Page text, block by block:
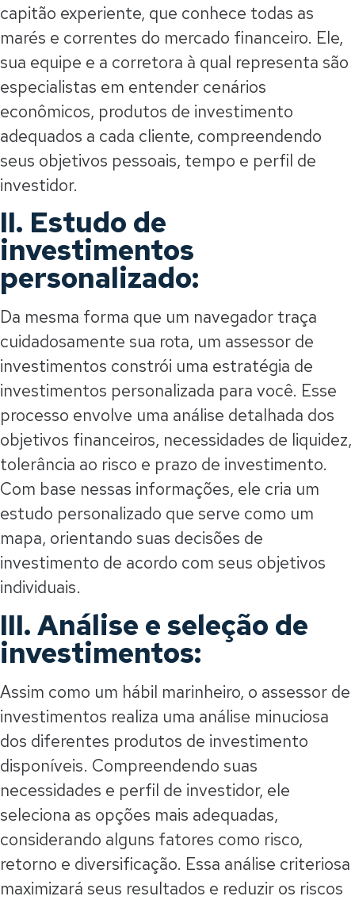
capitão experiente, que conhece todas as
marés e correntes do mercado financeiro. Ele,
sua equipe e a corretora à qual representa são
especialistas em entender cenários
econômicos, produtos de investimento
adequados a cada cliente, compreendendo
seus objetivos pessoais, tempo e perfil de
investidor.
II. Estudo de
investimentos
personalizado:
Da mesma forma que um navegador traça
cuidadosamente sua rota, um assessor de
investimentos constrói uma estratégia de
investimentos personalizada para você. Esse
processo envolve uma análise detalhada dos
objetivos financeiros, necessidades de liquidez,
tolerância ao risco e prazo de investimento.
Com base nessas informações, ele cria um
estudo personalizado que serve como um
mapa, orientando suas decisões de
investimento de acordo com seus objetivos
individuais.
III. Análise e seleção de
investimentos:
Assim como um hábil marinheiro, o assessor de
investimentos realiza uma análise minuciosa
dos diferentes produtos de investimento
disponíveis. Compreendendo suas
necessidades e perfil de investidor, ele
seleciona as opções mais adequadas,
considerando alguns fatores como risco,
retorno e diversificação. Essa análise criteriosa
maximizará seus resultados e reduzir os riscos